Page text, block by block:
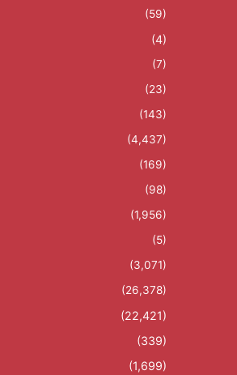
(59)
(4)
(7)
(23)
(143)
(4,437)
(169)
(98)
(1,956)
(5)
(3,071)
(26,378)
(22,421)
(339)
(1,699)